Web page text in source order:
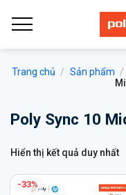
qua
Trang chủ / Sản phẩm /
Poly Sync 10
Hiển thị kết quả duy nhất
-33%